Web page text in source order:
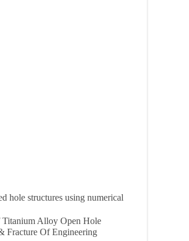
hole structures using numerical
Titanium Alloy Open Hole
Fracture Of Engineering